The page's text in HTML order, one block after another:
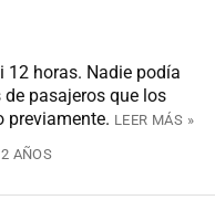
12 horas. Nadie podía
pasajeros que los
previamente. LEER MÁS »
AÑOS